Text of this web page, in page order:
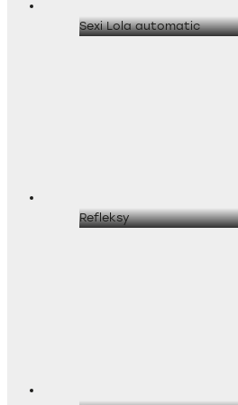
Sexi Lola automatic
Refleksy